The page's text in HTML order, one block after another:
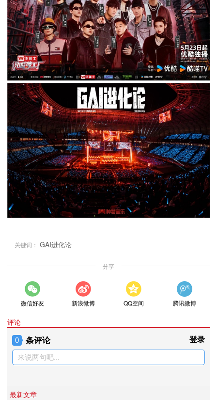
关键词： GAI进化论
分享
微信好友 新浪微博 QQ空间 腾讯微博
评论
0 条评论 登录
来说两句吧...
最新文章